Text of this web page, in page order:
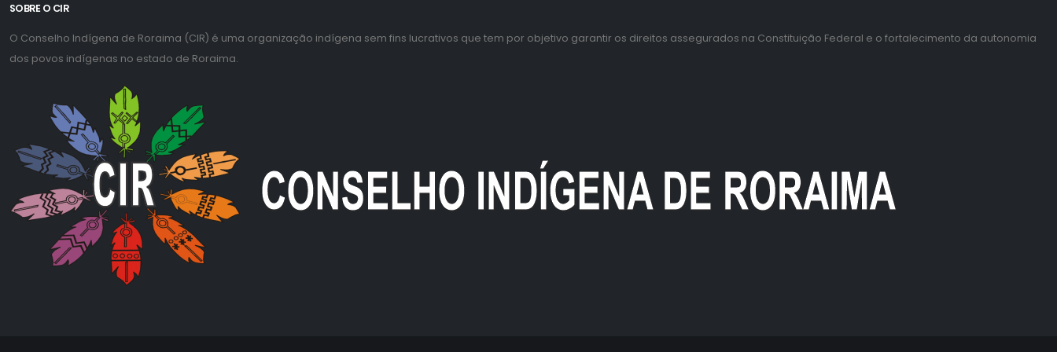
SOBRE O CIR
O Conselho Indígena de Roraima (CIR) é uma organização indígena sem fins lucrativos que tem por objetivo garantir os direitos assegurados na Constituição Federal e o fortalecimento da autonomia
dos povos indígenas no estado de Roraima.